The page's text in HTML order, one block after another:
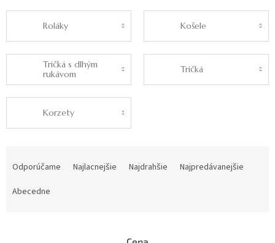
Roláky Košele
Tričká s dlhým
rukávom
Tričká
Korzety
Odporúčame Najlacnejšie Najdrahšie
Najpredávanejšie
Abecedne